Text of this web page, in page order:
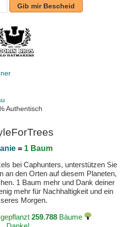
Gib mir Bescheid
Authentisch
= 1 Baum
bei Caphunters, unterstützen Sie
an den Orten auf diesem Planeten,
1 Baum mehr und Dank deiner
mehr für Nachhaltigkeit und ein
Morgen.
259.788Bäume